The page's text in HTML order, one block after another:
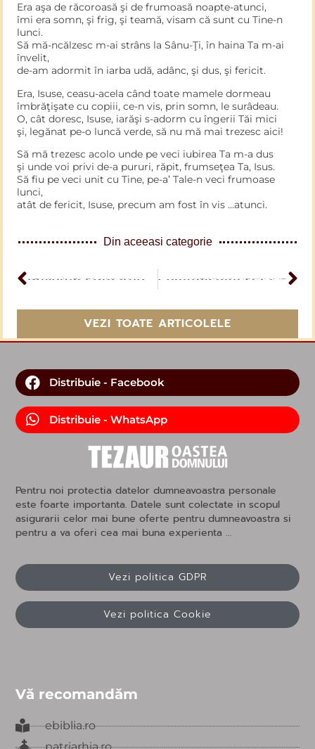
Era aşa de răcoroasă şi de frumoasă noapte-atunci,
îmi era somn, şi frig, şi teamă, visam că sunt cu Tine-n
lunci.
Să mă-ncălzesc m-ai strâns la Sânu-Ţi, în haina Ta m-ai
învelit,
de-am adormit în iarba udă, adânc, şi dus, şi fericit.
Era, Isuse, ceasu-acela când toate mamele dormeau
îmbrăţişate cu copiii, ce-n vis, prin somn, le surâdeau.
O, cât doresc, Isuse, iarăşi s-adorm cu îngerii Tăi mici
şi, legănat pe-o luncă verde, să nu mă mai trezesc aici!
Să mă trezesc acolo unde pe veci iubirea Ta m-a dus
şi unde voi privi de-a pururi, răpit, frumseţea Ta, Isus.
Să fiu pe veci unit cu Tine, pe-a’ Tale-n veci frumoase
lunci,
atât de fericit, Isuse, precum am fost în vis …atunci.
Din aceeasi categorie
ARTICOL PERCEDENT ARTICOL URMĂTOR
Comunismul și războiul
VEZI TOATE ARTICOLELE
Distribuie - Facebook
Distribuie - WhatsApp
Pentru noi protectia datelor dumneavoastra personale
este foarte importanta. Datele sunt colectate in scopul
asigurarii celor mai bune oferte pentru dumneavoastra si
pentru a va oferi cea mai buna experienta …
Vezi politica GDPR
Vezi politica Cookie
Vă recomandăm
ebiblia.ro